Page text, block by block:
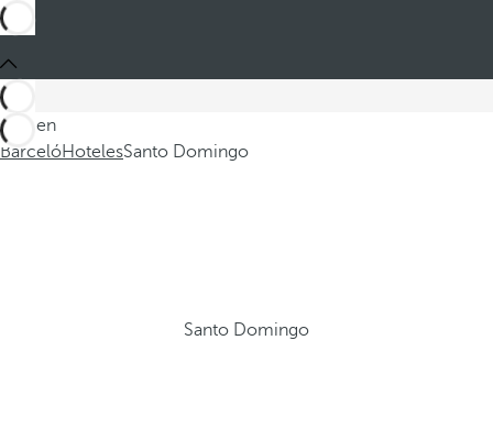
Está en
BarcelóHotelesSanto Domingo
Santo Domingo